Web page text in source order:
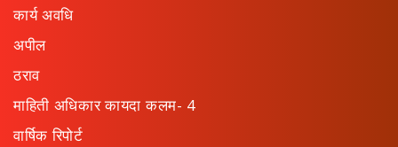
कार्य अवधि
अपील
ठराव
माहिती अधिकार कायदा कलम- 4
वार्षिक रिपोर्ट